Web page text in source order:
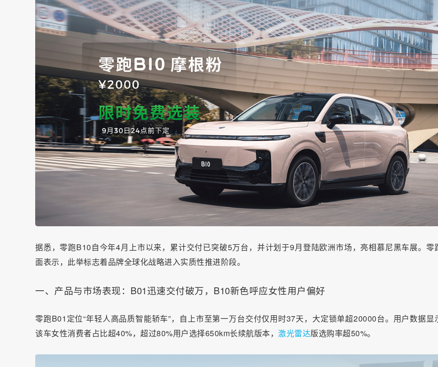
据悉，零跑B10自今年4月上市以来，累计交付已突破5万台，并计划于9月登陆欧洲市场，亮相慕尼黑车展。零
面表示，此举标志着品牌全球化战略进入实质性推进阶段。
一、产品与市场表现：B01迅速交付破万，B10新色呼应女性用户偏好
零跑B01定位“年轻人高品质智能轿车”，自上市至第一万台交付仅用时37天，大定锁单超20000台。用户数据显
该车女性消费者占比超40%，超过80%用户选择650km长续航版本， 激光雷达版选购率超50%。